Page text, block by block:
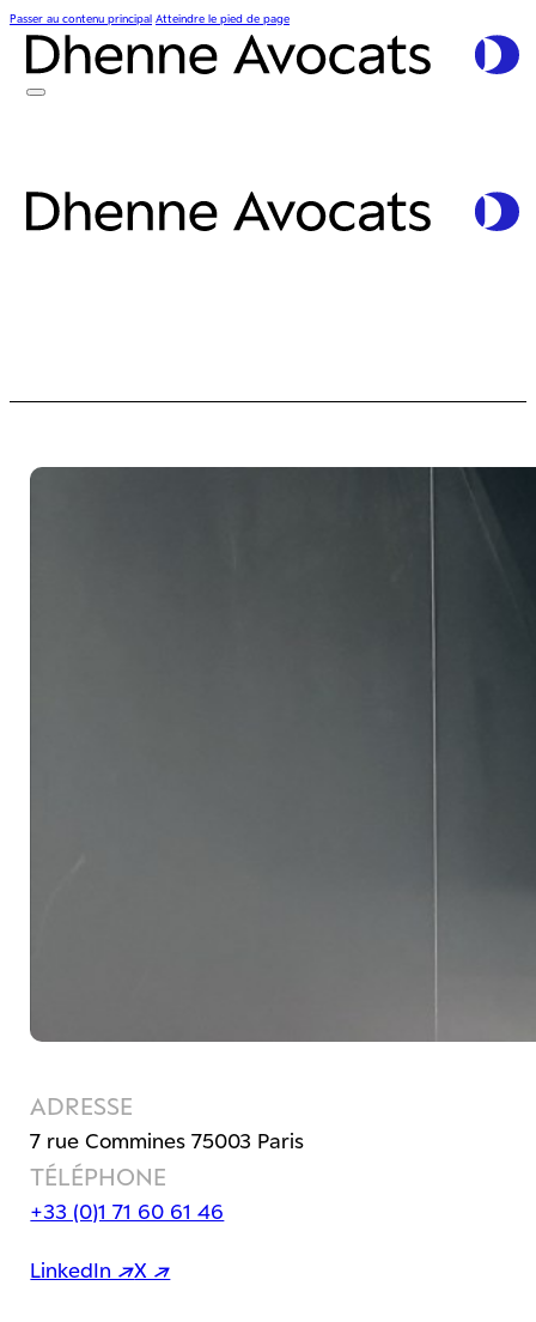
Passer au contenu principal Atteindre le pied de page
ADRESSE
7 rue Commines 75003 Paris
TÉLÉPHONE
+33 (0)1 71 60 61 46
LinkedIn ↗X ↗